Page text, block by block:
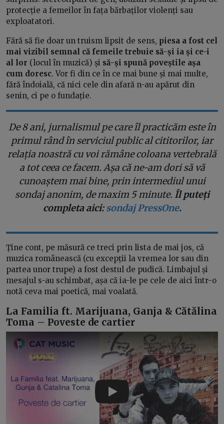
protecție a femeilor în fața bărbaților violenți sau
exploatatori.
Fără să fie doar un truism lipsit de sens, piesa a fost cel
mai vizibil semnal că femeile trebuie să-și ia și ce-i
al lor (locul în muzică) și să-și spună poveștile așa
cum doresc. Vor fi din ce în ce mai bune și mai multe,
fără îndoială, că nici cele din afară n-au apărut din
senin, ci pe o fundație.
De 8 ani, jurnalismul pe care îl practicăm este în
primul rând în serviciul public al cititorilor, iar
relația noastră cu voi rămâne coloana vertebrală
a tot ceea ce facem. Așa că ne-am dori să vă
cunoaștem mai bine, prin intermediul unui
sondaj anonim, de maxim 5 minute. Îl puteți
completa aici:sondaj PressOne.
Ține cont, pe măsură ce treci prin lista de mai jos, că
muzica românească (cu excepții la vremea lor sau din
partea unor trupe) a fost destul de pudică. Limbajul și
mesajul s-au schimbat, așa că ia-le pe cele de aici într-o
notă ceva mai poetică, mai voalată.
La Familia ft. Marijuana, Ganja & Cătălina
Toma – Poveste de cartier
Play